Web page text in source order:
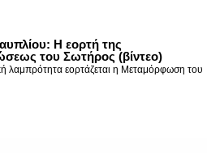
Η εορτή της
του Σωτήρος (βίντεο)
λαμπρότητα εορτάζεται η Μεταμόρφωση του